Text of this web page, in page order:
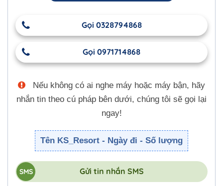
Gọi 0328794868
Gọi 0971714868
Nếu không có ai nghe máy hoặc máy bận, hãy
nhắn tin theo cú pháp bên dưới, chúng tôi sẽ gọi lại
ngay!
Tên KS_Resort - Ngày đi - Số lượng
Gửi tin nhắn SMS